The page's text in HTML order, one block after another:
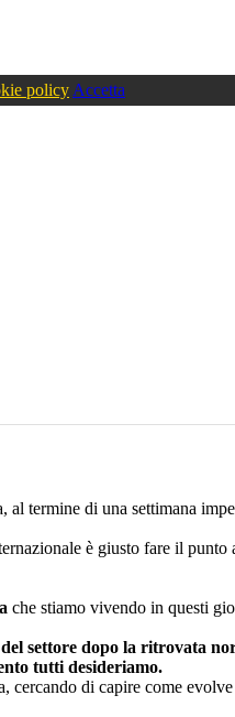
policy Accetta
termine di una settimana
è giusto fare il punto
che stiamo vivendo in questi
settore dopo la ritrovata
tutti desideriamo.
cercando di capire come